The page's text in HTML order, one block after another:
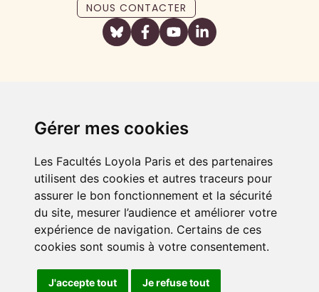
Gérer mes cookies
Les Facultés Loyola Paris et des partenaires
utilisent des cookies et autres traceurs pour
assurer le bon fonctionnement et la sécurité
du site, mesurer l’audience et améliorer votre
expérience de navigation. Certains de ces
cookies sont soumis à votre consentement.
J'accepte tout Je refuse tout
NOUS CONTACTER
FAIRE UN DON